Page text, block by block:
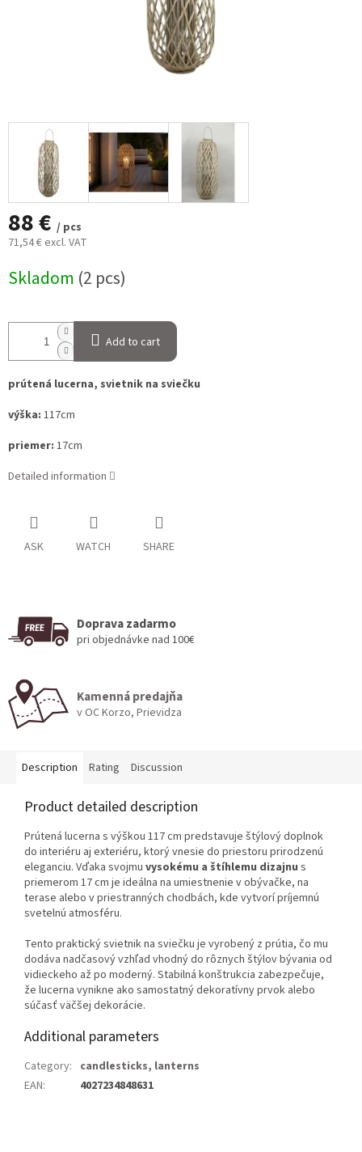
88 € / pcs
71,54 € excl. VAT
price:
Skladom (2 pcs)
Add to cart
prútená lucerna, svietnik na sviečku
výška: 117cm
priemer: 17cm
Detailed information
ASK WATCH SHARE
Doprava zadarmo
pri objednávke nad 100€
Kamenná predajňa
v OC Korzo, Prievidza
Description Rating Discussion
Product detailed description
Prútená lucerna s výškou 117 cm predstavuje štýlový doplnok
do interiéru aj exteriéru, ktorý vnesie do priestoru prirodzenú
eleganciu. Vďaka svojmu vysokému a štíhlemu dizajnu s
priemerom 17 cm je ideálna na umiestnenie v obývačke, na
terase alebo v priestranných chodbách, kde vytvorí príjemnú
svetelnú atmosféru.
Tento praktický svietnik na sviečku je vyrobený z prútia, čo mu
dodáva nadčasový vzhľad vhodný do rôznych štýlov bývania od
vidieckeho až po moderný. Stabilná konštrukcia zabezpečuje,
že lucerna vynikne ako samostatný dekoratívny prvok alebo
súčasť väčšej dekorácie.
Additional parameters
Category: candlesticks, lanterns
EAN: 4027234848631